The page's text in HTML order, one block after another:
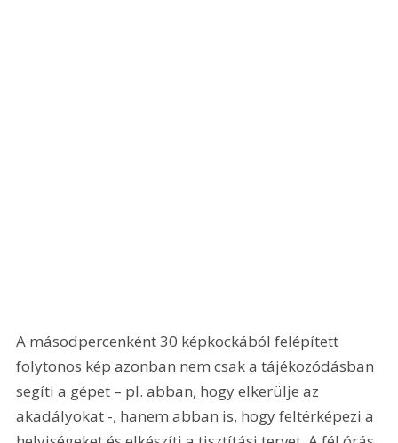
A másodpercenként 30 képkockából felépített
folytonos kép azonban nem csak a tájékozódásban
segíti a gépet – pl. abban, hogy elkerülje az
akadályokat -, hanem abban is, hogy feltérképezi a